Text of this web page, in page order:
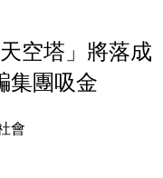
天空塔」將落
集團吸金
會